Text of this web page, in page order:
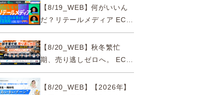
限定・東京三田】
【8/19_WEB】何がいいん
だ？リテールメディア EC・
小売の未来を変える事業戦
略【8/20_WEB】秋冬繁忙
期、売り逃しゼロへ。 EC運
営効率化と機会損失を防ぐ
『直前チェックポイント』
【8/20_WEB】【2026年】